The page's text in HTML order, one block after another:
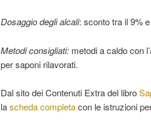
Dosaggio degli alcali: sconto tra il 9%
Metodi consigliati: metodi a caldo con
per saponi rilavorati.
Dal sito dei Contenuti Extra del libro
lascheda completacon le istruzioni